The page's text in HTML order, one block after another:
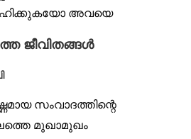
അവയെ
ഇന്ന്...
ജീവിതങ്ങൾ
സംവാദത്തിന്റെ
മുഖാമുഖം